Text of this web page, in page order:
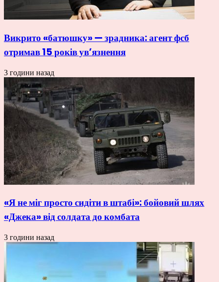
Викрито «батюшку» — зрадника: агент фсб
отримав 15 років ув’язнення
3 години назад
«Я не міг просто сидіти в штабі»: бойовий шлях
«Джека» від солдата до комбата
3 години назад